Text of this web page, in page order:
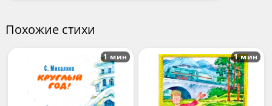
Похожие стихи
1 мин 1 мин